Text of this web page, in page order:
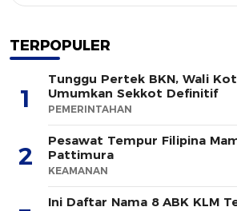
TERPOPULER
1
Tunggu Pertek BKN, Wali
Umumkan Sekkot Definitif
PEMERINTAHAN
2
Pesawat Tempur Filipina
Pattimura
KEAMANAN
Ini Daftar Nama 8 ABK KLM